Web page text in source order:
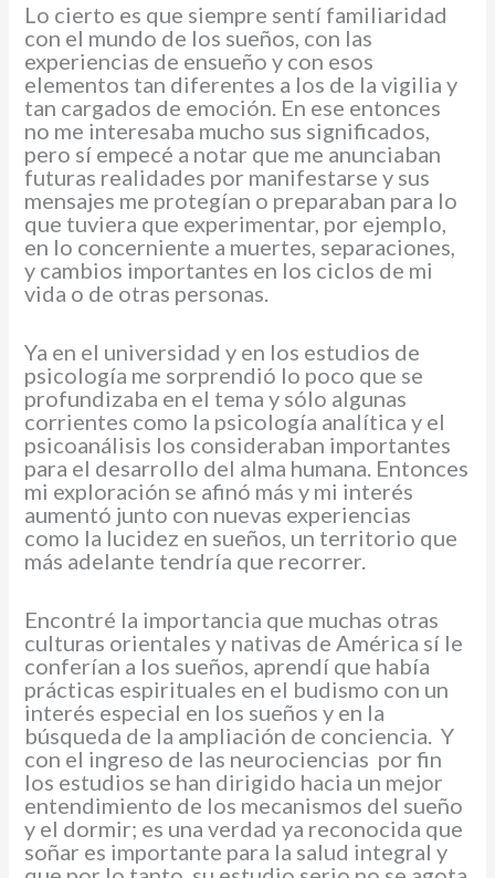
Lo cierto es que siempre sentí familiaridad
con el mundo de los sueños, con las
experiencias de ensueño y con esos
elementos tan diferentes a los de la vigilia y
tan cargados de emoción. En ese entonces
no me interesaba mucho sus significados,
pero sí empecé a notar que me anunciaban
futuras realidades por manifestarse y sus
mensajes me protegían o preparaban para lo
que tuviera que experimentar, por ejemplo,
en lo concerniente a muertes, separaciones,
y cambios importantes en los ciclos de mi
vida o de otras personas.
Ya en el universidad y en los estudios de
psicología me sorprendió lo poco que se
profundizaba en el tema y sólo algunas
corrientes como la psicología analítica y el
psicoanálisis los consideraban importantes
para el desarrollo del alma humana. Entonces
mi exploración se afinó más y mi interés
aumentó junto con nuevas experiencias
como la lucidez en sueños, un territorio que
más adelante tendría que recorrer.
Encontré la importancia que muchas otras
culturas orientales y nativas de América sí le
conferían a los sueños, aprendí que había
prácticas espirituales en el budismo con un
interés especial en los sueños y en la
búsqueda de la ampliación de conciencia. Y
con el ingreso de las neurociencias por fin
los estudios se han dirigido hacia un mejor
entendimiento de los mecanismos del sueño
y el dormir; es una verdad ya reconocida que
soñar es importante para la salud integral y